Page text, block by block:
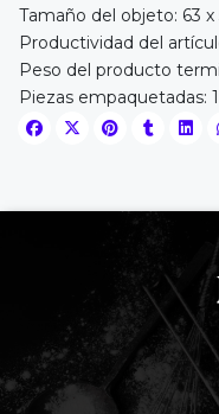
Tamaño del objeto: 63 x
Productividad del
Peso del producto
Piezas empaquetadas: